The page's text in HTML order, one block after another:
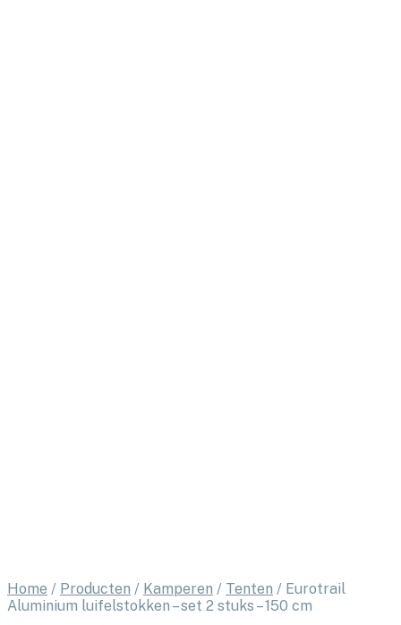
Home / Producten / Kamperen / Tenten / Eurotrail
Aluminium luifelstokken – set 2 stuks – 150 cm